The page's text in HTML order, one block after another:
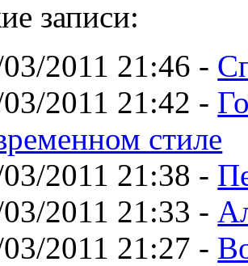
записи:
2011 21:46 -
2011 21:42 -
стиле
2011 21:38 -
2011 21:33 -
2011 21:27 -